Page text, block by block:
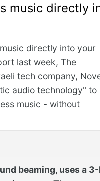
your head without
directly into your
last week, The
tech company,
audio technology" to
music - without
beaming, uses a